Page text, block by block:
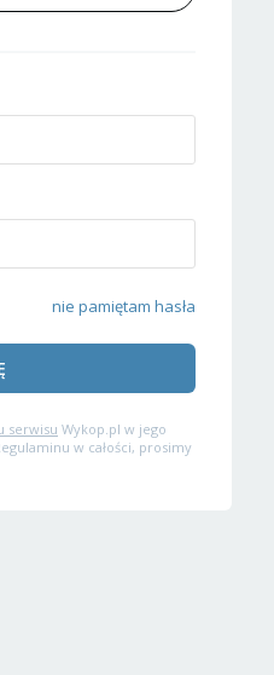
nie pamiętam hasła
serwisu Wykop.pl w jego
w całości, prosimy